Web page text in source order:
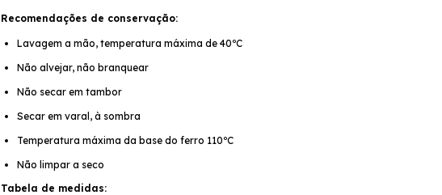
Recomendações de conservação:
Lavagem a mão, temperatura máxima de 40ºC
Não alvejar, não branquear
Não secar em tambor
Secar em varal, à sombra
Temperatura máxima da base do ferro 110ºC
Não limpar a seco
Tabela de medidas: